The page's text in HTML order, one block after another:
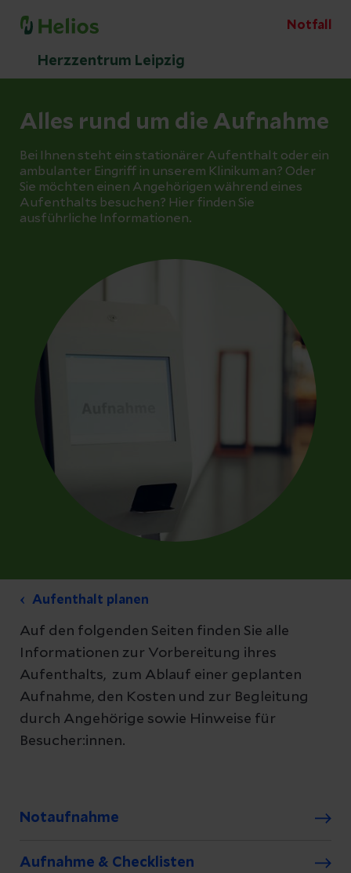
Notfall
Herzzentrum Leipzig
Alles rund um die Aufnahme
Bei Ihnen steht ein stationärer Aufenthalt oder ein
ambulanter Eingriff in unserem Klinikum an? Oder
Sie möchten einen Angehörigen während eines
Aufenthalts besuchen? Hier finden Sie
ausführliche Informationen.
Aufenthalt planen
Auf den folgenden Seiten finden Sie alle
Informationen zur Vorbereitung ihres
Aufenthalts, zum Ablauf einer geplanten
Aufnahme, den Kosten und zur Begleitung
durch Angehörige sowie Hinweise für
Besucher:innen.
Notaufnahme
Aufnahme & Checklisten